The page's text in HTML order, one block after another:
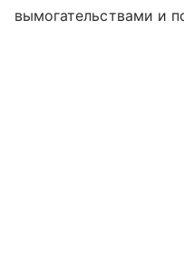
вымогательствами и